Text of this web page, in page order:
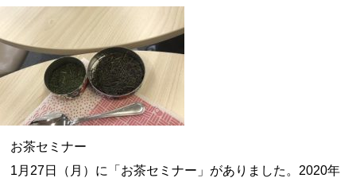
お茶セミナー
1月27日（月）に「お茶セミナー」がありました。 2020年